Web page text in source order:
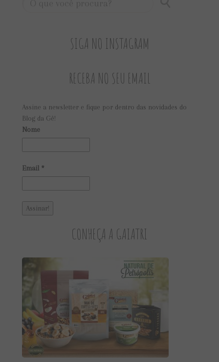
SIGA NO INSTAGRAM
RECEBA NO SEU EMAIL
Assine a newsletter e fique por dentro das novidades do
Blog da Gê!
Nome
Email *
CONHEÇA A GAIATRI